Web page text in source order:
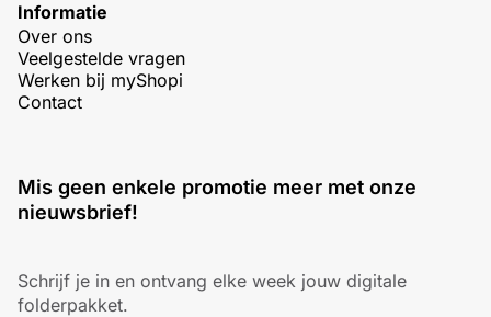
Informatie
Over ons
Veelgestelde vragen
Werken bij myShopi
Contact
Mis geen enkele promotie meer met onze
nieuwsbrief!
Schrijf je in en ontvang elke week jouw digitale
folderpakket.